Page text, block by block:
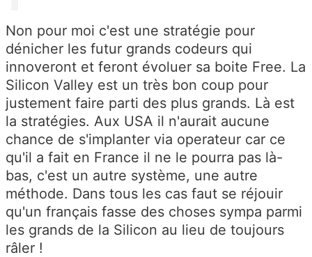
Non pour moi c'est une stratégie pour
dénicher les futur grands codeurs qui
innoveront et feront évoluer sa boite Free. La
Silicon Valley est un très bon coup pour
justement faire parti des plus grands. Là est
la stratégies. Aux USA il n'aurait aucune
chance de s'implanter via operateur car ce
qu'il a fait en France il ne le pourra pas là-
bas, c'est un autre système, une autre
méthode. Dans tous les cas faut se réjouir
qu'un français fasse des choses sympa parmi
les grands de la Silicon au lieu de toujours
râler !